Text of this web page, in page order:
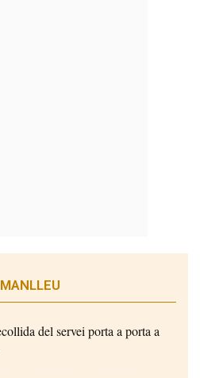
del servei porta a porta a